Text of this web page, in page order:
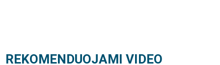
REKOMENDUOJAMI VIDEO